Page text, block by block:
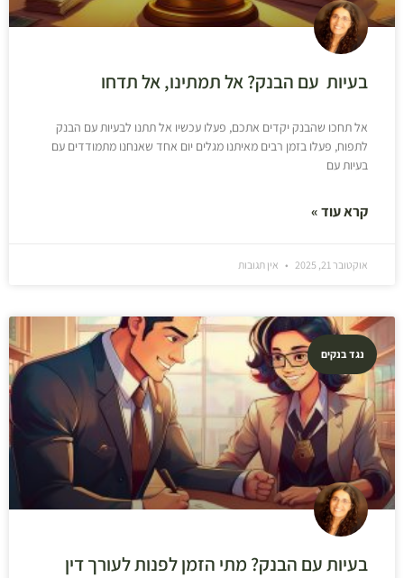
בעיות עם הבנק? אל תמתינו, אל תדחו
אל תחכו שהבנק יקדים אתכם, פעלו עכשיו אל תתנו לבעיות עם הבנק
לתפוח, פעלו בזמן רבים מאיתנו מגלים יום אחד שאנחנו מתמודדים עם
בעיות עם
קרא עוד »
אוקטובר 21, 2025 אין תגובות
נגד בנקים
בעיות עם הבנק? מתי הזמן לפנות לעורך דין